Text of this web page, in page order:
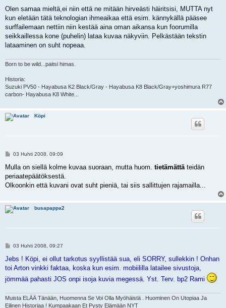
e
t
i
Olen samaa mieltä,ei niin että ne mitään hirveästi häiritsisi, MUTTA nyt
kun eletään tätä teknologian ihmeaikaa että esim. kännykällä pääsee
surffailemaan nettiin niin kestää aina oman aikansa kun foorumilla
seikkaillessa kone (puhelin) lataa kuvaa näkyviin. Pelkästään tekstin
lataaminen on suht nopeaa.
Born to be wild...paitsi himas.
Historia:
Suzuki PV50 - Hayabusa K2 Black/Gray - Hayabusa K8 Black/Gray+yoshimura R77
carbon- Hayabusa K8 White...
Köpi
V
e
t
i
03 Huhti 2008, 09:09
Mulla on siellä kolme kuvaa suoraan, mutta huom. tietämättä teidän
periaatepäätöksestä.
Olkoonkin että kuvani ovat suht pieniä, tai siis sallittujen rajamailla...
busapappa2
V
e
t
03 Huhti 2008, 09:27
Jebs ! Köpi, ei ollut tarkotus syyllistää sua, eli SORRY, sullekkin ! Onhan
toi Arton vinkki faktaa, koska kun esim. mobiililla latailee sivustoja,
jömmää pahasti JOS onpi isoja kuvia megessä. Yst. Terv. bp2 Rami
Muista ELÄÄ Tänään, Huomenna Se Voi Olla Myöhäistä . Huominen On Utopiaa Ja
Eilinen Historiaa ! Kumpaakaan Et Pysty Elämään NYT